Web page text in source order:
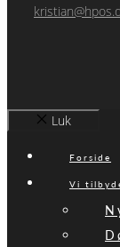
Luk
Forside
Vi